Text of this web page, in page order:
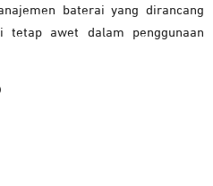
baterai yang dirancang
tetap awet dalam penggunaan